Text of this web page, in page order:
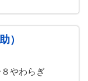
）
やわらぎ